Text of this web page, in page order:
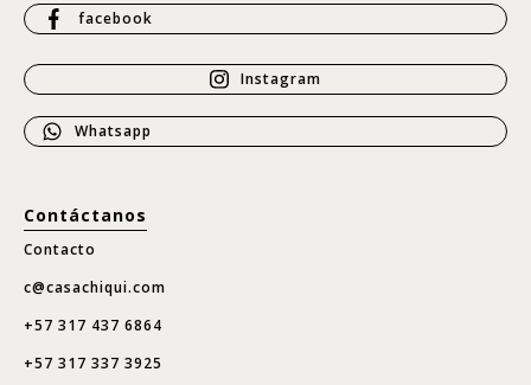
facebook
Instagram
Whatsapp
Contáctanos
Contacto
c@casachiqui.com
+57 317 437 6864
+57 317 337 3925